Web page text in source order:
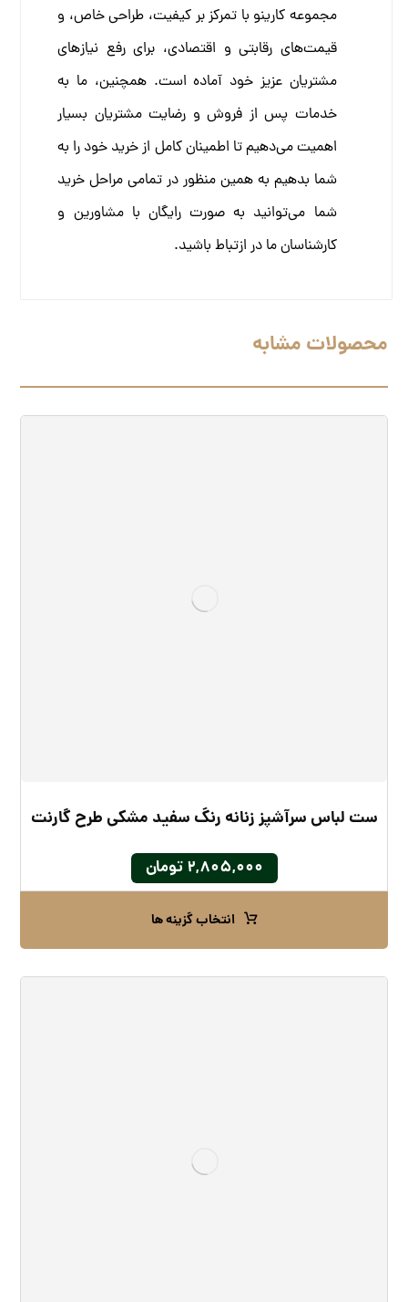
مجموعه کارینو با تمرکز بر کیفیت، طراحی خاص، و
قیمت‌های رقابتی و اقتصادی، برای رفع نیازهای
مشتریان عزیز خود آماده است. همچنین، ما به
خدمات پس از فروش و رضایت مشتریان بسیار
اهمیت می‌دهیم تا اطمینان کامل از خرید خود را به
شما بدهیم به همین منظور در تمامی مراحل خرید
شما می‌توانید به صورت رایگان با مشاورین و
کارشناسان ما در ازتباط باشید.
محصولات مشابه
ست لباس سرآشپز زنانه رنگ سفید مشکی طرح گارنت
۲,۸۰۵,۰۰۰ تومان
انتخاب گزینه ها